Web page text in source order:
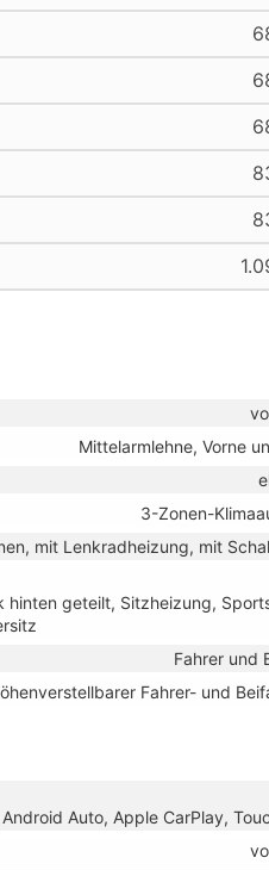
Mittelarmlehne, Vorne
3-Zonen-
mit Lenkradheizung, mit
geteilt, Sitzheizung,
Fahrer und
Fahrer- und
Auto, Apple CarPlay,